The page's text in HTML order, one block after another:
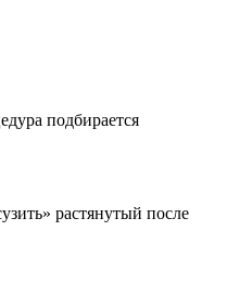
подбирается
растянутый после